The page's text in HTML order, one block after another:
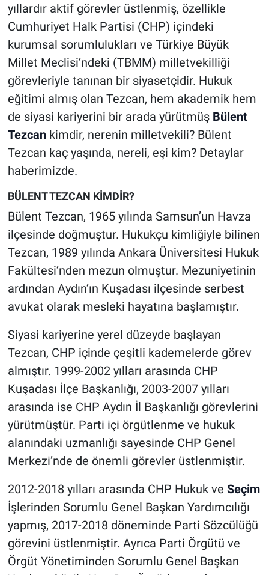
yıllardır aktif görevler üstlenmiş, özellikle
Cumhuriyet Halk Partisi (CHP) içindeki
kurumsal sorumlulukları ve Türkiye Büyük
Millet Meclisi’ndeki (TBMM) milletvekilliği
görevleriyle tanınan bir siyasetçidir. Hukuk
eğitimi almış olan Tezcan, hem akademik hem
de siyasi kariyerini bir arada yürütmüş Bülent
Tezcankimdir, nerenin milletvekili? Bülent
Tezcan kaç yaşında, nereli, eşi kim? Detaylar
haberimizde.
BÜLENT TEZCAN KİMDİR?
Bülent Tezcan, 1965 yılında Samsun’un Havza
ilçesinde doğmuştur. Hukukçu kimliğiyle bilinen
Tezcan, 1989 yılında Ankara Üniversitesi Hukuk
Fakültesi’nden mezun olmuştur. Mezuniyetinin
ardından Aydın’ın Kuşadası ilçesinde serbest
avukat olarak mesleki hayatına başlamıştır.
Siyasi kariyerine yerel düzeyde başlayan
Tezcan, CHP içinde çeşitli kademelerde görev
almıştır. 1999-2002 yılları arasında CHP
Kuşadası İlçe Başkanlığı, 2003-2007 yılları
arasında ise CHP Aydın İl Başkanlığı görevlerini
yürütmüştür. Parti içi örgütlenme ve hukuk
alanındaki uzmanlığı sayesinde CHP Genel
Merkezi’nde de önemli görevler üstlenmiştir.
2012-2018 yılları arasında CHP Hukuk ve Seçim
İşlerinden Sorumlu Genel Başkan Yardımcılığı
yapmış, 2017-2018 döneminde Parti Sözcülüğü
görevini üstlenmiştir. Ayrıca Parti Örgütü ve
Örgüt Yönetiminden Sorumlu Genel Başkan